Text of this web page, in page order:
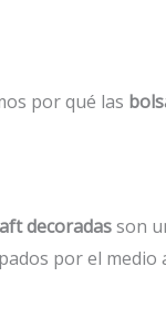
por qué las
decoradasson
por el medio